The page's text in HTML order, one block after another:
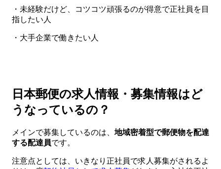
・未経験だけど、コツコツ頑張るのが得意で正社員を目
指したい人
・大手企業で働きたい人
日本郵便の求人情報・募集情報はど
うなっているの？
メインで募集しているのは、 地域密着型で郵便物を配達
する配達員です。
注意点としては、いきなり正社員で求人募集がされるよ